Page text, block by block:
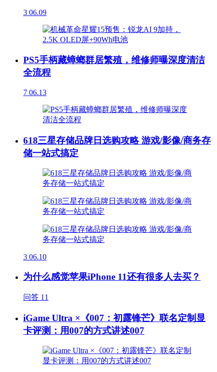
3 06.09
PS5手柄藏蟑螂群居繁殖，维修师曝深度清洁
全流程
7 06.13
618三星存储品牌日选购攻略 游戏/影像/商务存
储一站式搞定
3 06.10
为什么感觉苹果iPhone 11还有很多人去买？
问答 11
iGame Ultra ×《007：初露锋芒》联名定制显
卡评测：用007的方式讲述007